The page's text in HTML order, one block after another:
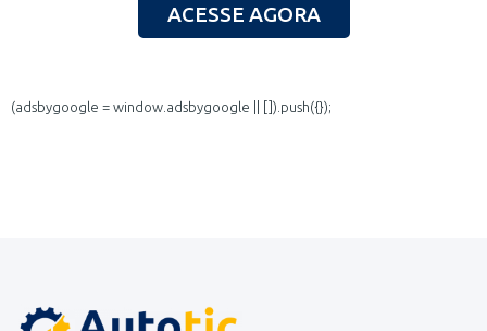
ACESSE AGORA
(adsbygoogle = window.adsbygoogle || []).push({});